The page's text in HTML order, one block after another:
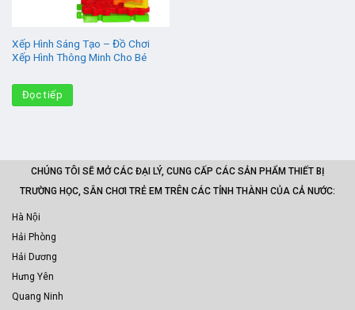
Xếp Hình Sáng Tạo – Đồ Chơi
Xếp Hình Thông Minh Cho Bé
Đọc tiếp
CHÚNG TÔI SẼ MỞ CÁC ĐẠI LÝ, CUNG CẤP CÁC SẢN PHẨM THIẾT BỊ
TRƯỜNG HỌC, SÂN CHƠI TRẺ EM TRÊN CÁC TỈNH THÀNH CỦA CẢ NƯỚC:
Hà Nội
Hải Phòng
Hải Dương
Hưng Yên
Quang Ninh